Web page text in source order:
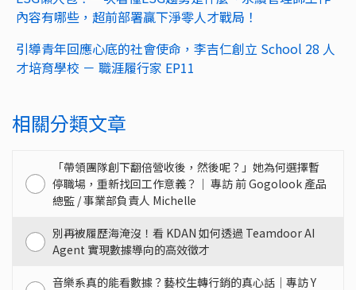
內容有哪些，超前部署贏下淨零人才戰局！
引導青年回應心底的社會使命，李吉仁創立 School 28 人
才培育學校 － 職涯履行家 EP11
相關分類文章
「帶領團隊創下翻倍營收後，然後呢？」她為何選擇暫
停職場，重新找回工作意義？｜ 專訪 前 Gogolook 產品
總監 / 事業部負責人 Michelle
別再被履歷海淹沒！看 KDAN 如何透過 Teamdoor AI
Agent 實現數據導向的高效徵才
音樂系真的能看數據？藝校生轉行銷的真心話｜專訪 Y